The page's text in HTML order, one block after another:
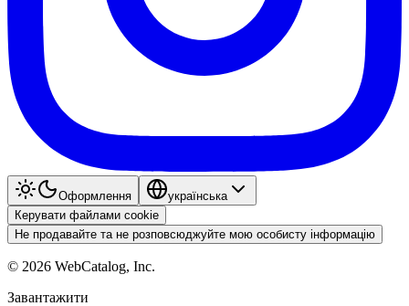
Оформлення
українська
Керувати файлами cookie
Не продавайте та не розповсюджуйте мою особисту інформацію
© 2026 WebCatalog, Inc.
Завантажити